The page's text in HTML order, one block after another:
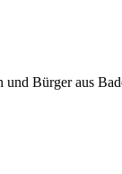
und Bürger aus